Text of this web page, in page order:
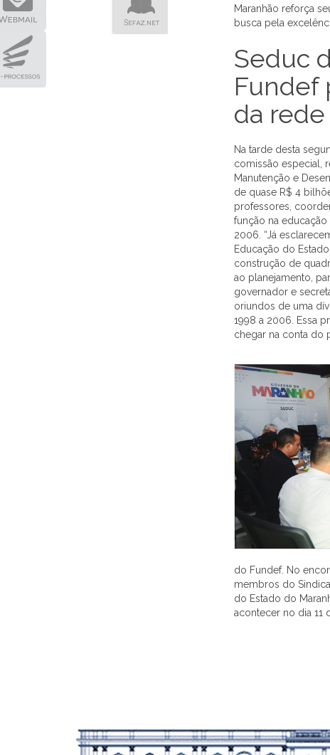
Maranhão reforça
busca pela
Seduc
Fundef
da
Na tarde desta
comissão especial,
Manutenção e
de quase R$ 4
professores,
função na
2006. “Já
Educação do
construção de
ao planejamento,
governador e
oriundos de uma
1998 a 2006. Essa
chegar na conta do
do Fundef. No
membros do
do Estado do
acontecer no dia 11